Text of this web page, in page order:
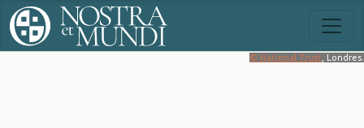
© National Trust , Londres.